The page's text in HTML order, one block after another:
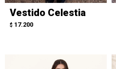
Vestido Celestia
$ 17.200